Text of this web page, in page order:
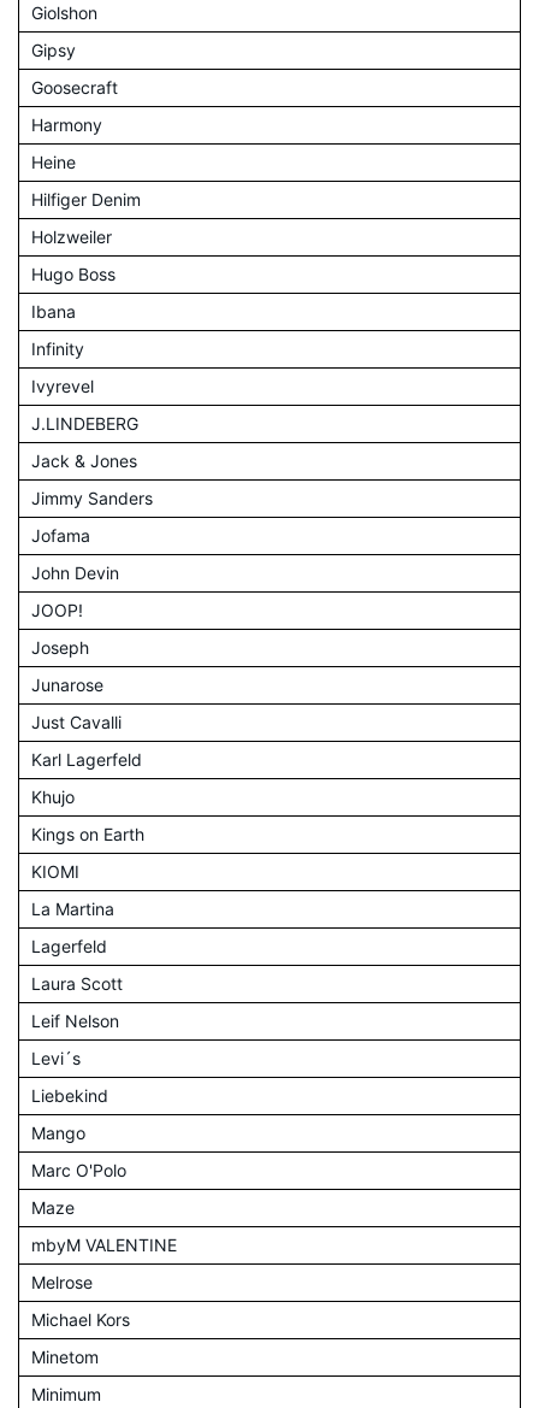
Giolshon
Gipsy
Goosecraft
Harmony
Heine
Hilfiger Denim
Holzweiler
Hugo Boss
Ibana
Infinity
Ivyrevel
J.LINDEBERG
Jack & Jones
Jimmy Sanders
Jofama
John Devin
JOOP!
Joseph
Junarose
Just Cavalli
Karl Lagerfeld
Khujo
Kings on Earth
KIOMI
La Martina
Lagerfeld
Laura Scott
Leif Nelson
Levi´s
Liebekind
Mango
Marc O'Polo
Maze
mbyM VALENTINE
Melrose
Michael Kors
Minetom
Minimum